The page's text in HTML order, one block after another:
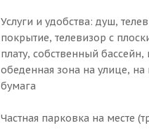
Услуги и удобства: душ,
покрытие, телевизор с
плату, собственный
обеденная зона на улице, на
бумага
Частная парковка на месте